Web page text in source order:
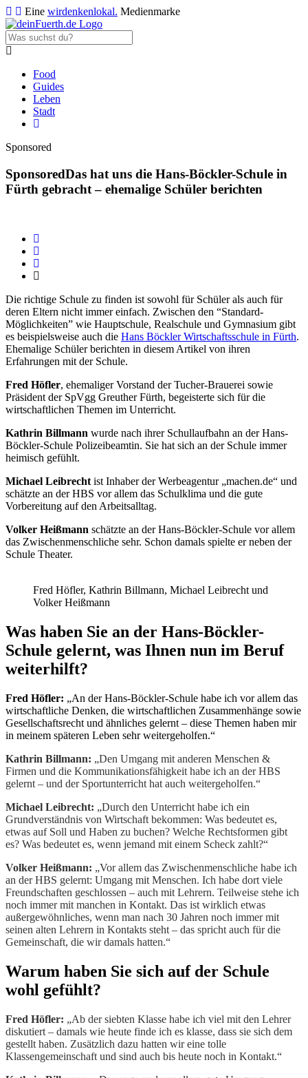
Eine wirdenkenlokal. Medienmarke
Food
Guides
Leben
Stadt
Sponsored
SponsoredDas hat uns die Hans-Böckler-Schule in
Fürth gebracht – ehemalige Schüler berichten
Die richtige Schule zu finden ist sowohl für Schüler als auch für
deren Eltern nicht immer einfach. Zwischen den “Standard-
Möglichkeiten” wie Hauptschule, Realschule und Gymnasium gibt
es beispielsweise auch die Hans Böckler Wirtschaftsschule in Fürth.
Ehemalige Schüler berichten in diesem Artikel von ihren
Erfahrungen mit der Schule.
Fred Höfler, ehemaliger Vorstand der Tucher-Brauerei sowie
Präsident der SpVgg Greuther Fürth, begeisterte sich für die
wirtschaftlichen Themen im Unterricht.
Kathrin Billmann wurde nach ihrer Schullaufbahn an der Hans-
Böckler-Schule Polizeibeamtin. Sie hat sich an der Schule immer
heimisch gefühlt.
Michael Leibrechtist Inhaber der Werbeagentur „machen.de“ und
schätzte an der HBS vor allem das Schulklima und die gute
Vorbereitung auf den Arbeitsalltag.
Volker Heißmann schätzte an der Hans-Böckler-Schule vor allem
das Zwischenmenschliche sehr. Schon damals spielte er neben der
Schule Theater.
Fred Höfler, Kathrin Billmann, Michael Leibrecht und
Volker Heißmann
Was haben Sie an der Hans-Böckler-
Schule gelernt, was Ihnen nun im Beruf
weiterhilft?
Fred Höfler: „An der Hans-Böckler-Schule habe ich vor allem das
wirtschaftliche Denken, die wirtschaftlichen Zusammenhänge sowie
Gesellschaftsrecht und ähnliches gelernt – diese Themen haben mir
in meinem späteren Leben sehr weitergeholfen.“
Kathrin Billmann: „Den Umgang mit anderen Menschen &
Firmen und die Kommunikationsfähigkeit habe ich an der HBS
gelernt – und der Sportunterricht hat auch weitergeholfen.“
Michael Leibrecht: „Durch den Unterricht habe ich ein
Grundverständnis von Wirtschaft bekommen: Was bedeutet es,
etwas auf Soll und Haben zu buchen? Welche Rechtsformen gibt
es? Was bedeutet es, wenn jemand mit einem Scheck zahlt?“
Volker Heißmann: „Vor allem das Zwischenmenschliche habe ich
an der HBS gelernt: Umgang mit Menschen. Ich habe dort viele
Freundschaften geschlossen – auch mit Lehrern. Teilweise stehe ich
noch immer mit manchen in Kontakt. Das ist wirklich etwas
außergewöhnliches, wenn man nach 30 Jahren noch immer mit
seinen alten Lehrern in Kontakts steht – das spricht auch für die
Gemeinschaft, die wir damals hatten.“
Warum haben Sie sich auf der Schule
wohl gefühlt?
Fred Höfler: „Ab der siebten Klasse habe ich viel mit den Lehrer
diskutiert – damals wie heute finde ich es klasse, dass sie sich dem
gestellt haben. Zusätzlich dazu hatten wir eine tolle
Klassengemeinschaft und sind auch bis heute noch in Kontakt.“